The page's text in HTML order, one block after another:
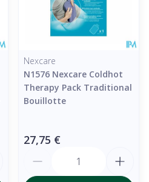
Nexcare
N1576 Nexcare Coldhot
Therapy Pack Traditional
Bouillotte
27,75 €